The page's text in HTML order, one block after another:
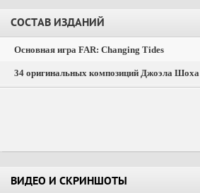
СОСТАВ ИЗДАНИЙ
Основная игра FAR: Changing Tides
34 оригинальных композиций Джоэла Шоха
ВИДЕО И СКРИНШОТЫ